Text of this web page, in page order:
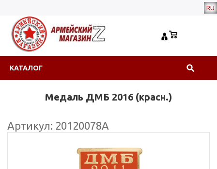
RU
КАТАЛОГ
Медаль ДМБ 2016 (красн.)
Артикул: 20120078А